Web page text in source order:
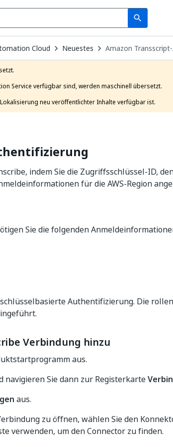
search
Search
Cloud Neuestes Amazon
Service verfügbar sind, werden maschinell übersetzt.
neu veröffentlichter Inhalte verfügbar ist.
indem Sie die Zugriffsschlüssel-ID,
für die AWS-Region
Sie die folgenden
Authentifizierung. Die
Verbindung hinzu
aus.
navigieren Sie dann zur Registerkarte
aus.
zu öffnen, wählen Sie den
verwenden, um den Connector zu finden.